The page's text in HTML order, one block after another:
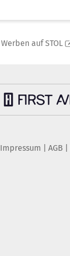
Werben auf STOL
Impressum AGB